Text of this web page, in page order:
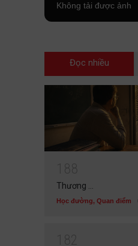
Không tải được ảnh
Đọc nhiều
Thương ...
Học đường, Quan điểm